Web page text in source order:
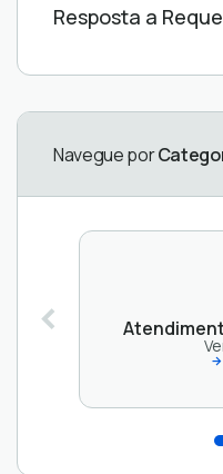
Resposta a
Navegue por
Externos
Ver
serviços
da Terra